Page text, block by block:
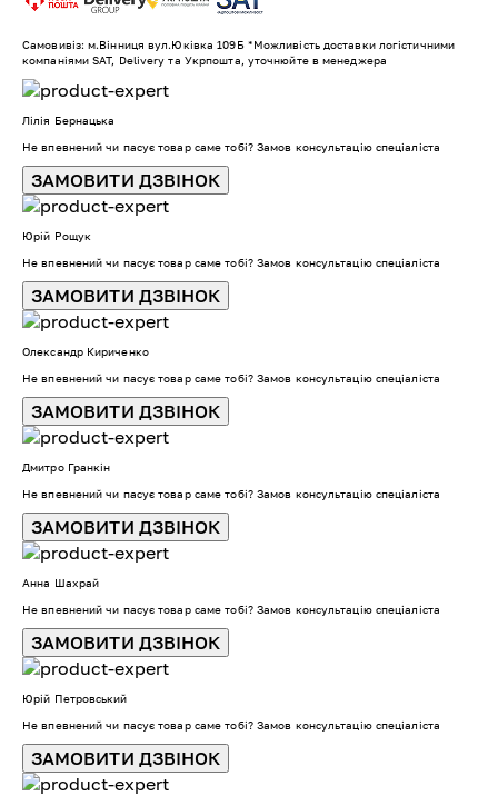
Самовивіз: м.Вінниця вул.Юківка 109Б *Можливість доставки логістичними
компаніями SAT, Delivery та Укрпошта, уточнюйте в менеджера
Лілія Бернацька
Не впевнений чи пасує товар саме тобі? Замов консультацію спеціаліста
ЗАМОВИТИ ДЗВІНОК
Юрій Рощук
Не впевнений чи пасує товар саме тобі? Замов консультацію спеціаліста
ЗАМОВИТИ ДЗВІНОК
Олександр Кириченко
Не впевнений чи пасує товар саме тобі? Замов консультацію спеціаліста
ЗАМОВИТИ ДЗВІНОК
Дмитро Гранкін
Не впевнений чи пасує товар саме тобі? Замов консультацію спеціаліста
ЗАМОВИТИ ДЗВІНОК
Анна Шахрай
Не впевнений чи пасує товар саме тобі? Замов консультацію спеціаліста
ЗАМОВИТИ ДЗВІНОК
Юрій Петровський
Не впевнений чи пасує товар саме тобі? Замов консультацію спеціаліста
ЗАМОВИТИ ДЗВІНОК